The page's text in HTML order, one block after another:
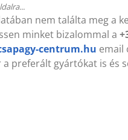
nem találta meg a
minket bizalommal a
centrum.hu email
preferált gyártókat is és
HB 1120 Lw (KLEBERG)
17x1120 mm Ékszíj